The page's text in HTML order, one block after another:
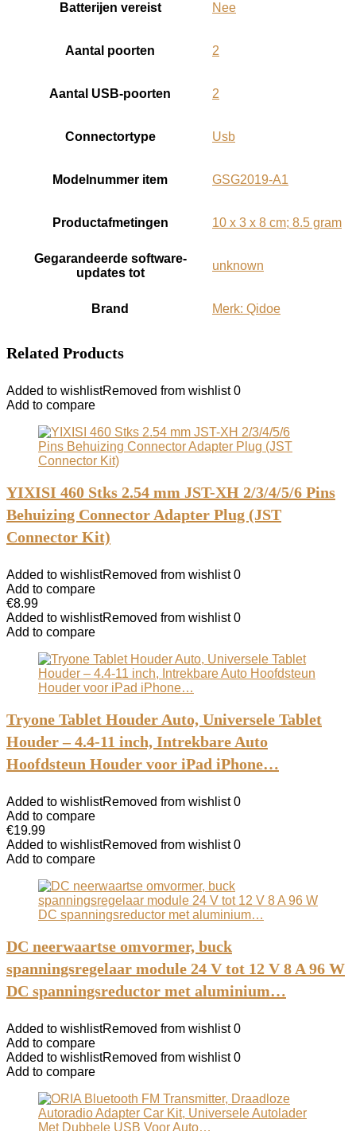
Batterijen vereist ‎Nee
Aantal poorten ‎2
Aantal USB-poorten ‎2
Connectortype ‎Usb
Modelnummer item ‎GSG2019-A1
Productafmetingen ‎10 x 3 x 8 cm; 8.5 gram
Gegarandeerde software-
updates tot
‎unknown
Brand Merk: Qidoe
Related Products
Added to wishlistRemoved from wishlist 0
Add to compare
YIXISI 460 Stks 2.54 mm JST-XH 2/3/4/5/6 Pins
Behuizing Connector Adapter Plug (JST
Connector Kit)
Added to wishlistRemoved from wishlist 0
Add to compare
€8.99
Added to wishlistRemoved from wishlist 0
Add to compare
Tryone Tablet Houder Auto, Universele Tablet
Houder – 4.4-11 inch, Intrekbare Auto
Hoofdsteun Houder voor iPad iPhone…
Added to wishlistRemoved from wishlist 0
Add to compare
€19.99
Added to wishlistRemoved from wishlist 0
Add to compare
DC neerwaartse omvormer, buck
spanningsregelaar module 24 V tot 12 V 8 A 96 W
DC spanningsreductor met aluminium…
Added to wishlistRemoved from wishlist 0
Add to compare
Added to wishlistRemoved from wishlist 0
Add to compare